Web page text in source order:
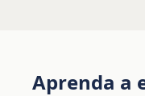
Aprenda a